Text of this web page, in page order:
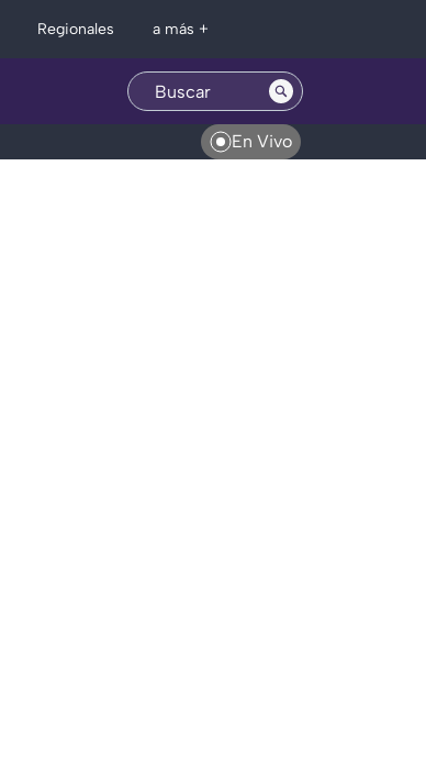
Regionales a más +
En Vivo